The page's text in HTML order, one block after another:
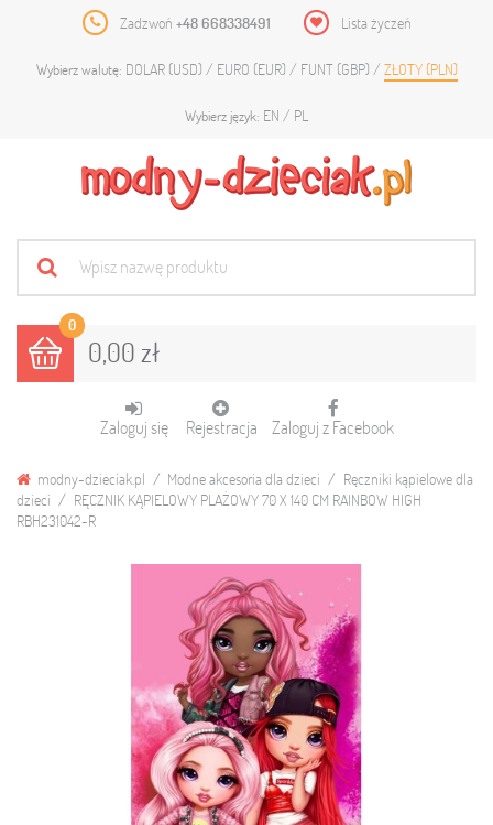
Zadzwoń +48 668338491 Lista życzeń
Wybierz walutę: DOLAR (USD) EURO (EUR) FUNT (GBP) ZŁOTY (PLN)
Wybierz język: EN PL
0
0,00 zł
Zaloguj się Rejestracja Zaloguj z Facebook
modny-dzieciak.pl Modne akcesoria dla dzieci
Ręczniki kąpielowe dla
dzieci
RĘCZNIK KĄPIELOWY PLAŻOWY 70 X 140 CM RAINBOW HIGH
RBH231042-R